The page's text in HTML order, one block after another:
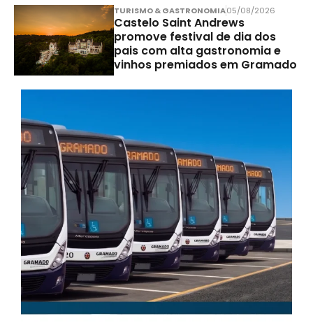
TURISMO & GASTRONOMIA05/08/2026
Castelo Saint Andrews
promove festival de dia dos
pais com alta gastronomia e
vinhos premiados em Gramado